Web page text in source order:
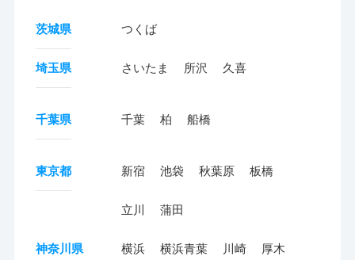
茨城県 つくば
埼玉県 さいたま 所沢 久喜
千葉県 千葉 柏 船橋
東京都 新宿 池袋 秋葉原 板橋
立川 蒲田
神奈川県 横浜 横浜青葉 川崎 厚木